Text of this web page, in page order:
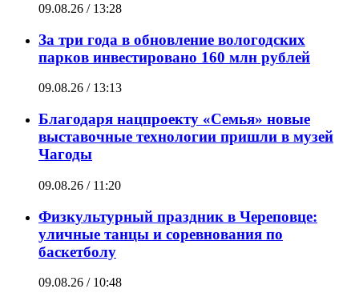
09.08.26 / 13:28
За три года в обновление вологодских
парков инвестировано 160 млн рублей
09.08.26 / 13:13
Благодаря нацпроекту «Семья» новые
выставочные технологии пришли в музей
Чагоды
09.08.26 / 11:20
Физкультурный праздник в Череповце:
уличные танцы и соревнования по
баскетболу
09.08.26 / 10:48